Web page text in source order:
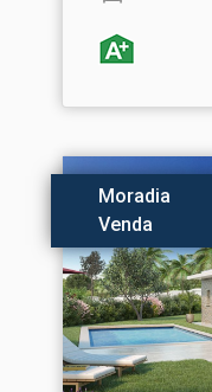
Moradia
Venda